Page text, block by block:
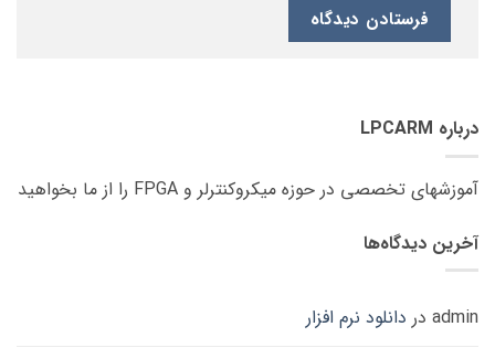
درباره LPCARM
آموزشهای تخصصی در حوزه میکروکنترلر و FPGA را از ما بخواهید
آخرین دیدگاه‌ها
admin در دانلود نرم افزار